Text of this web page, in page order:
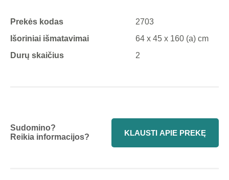
Prekės kodas
2703
Išoriniai išmatavimai
64 x 45 x 160 (a) cm
Durų skaičius
2
Sudomino?
Reikia informacijos?
KLAUSTI APIE PREKĘ